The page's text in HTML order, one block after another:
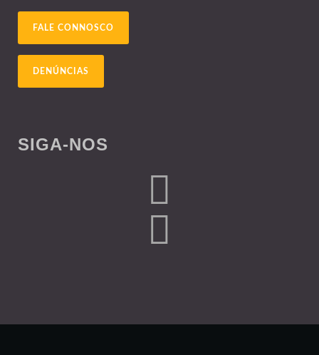
FALE CONNOSCO
DENÚNCIAS
SIGA-NOS